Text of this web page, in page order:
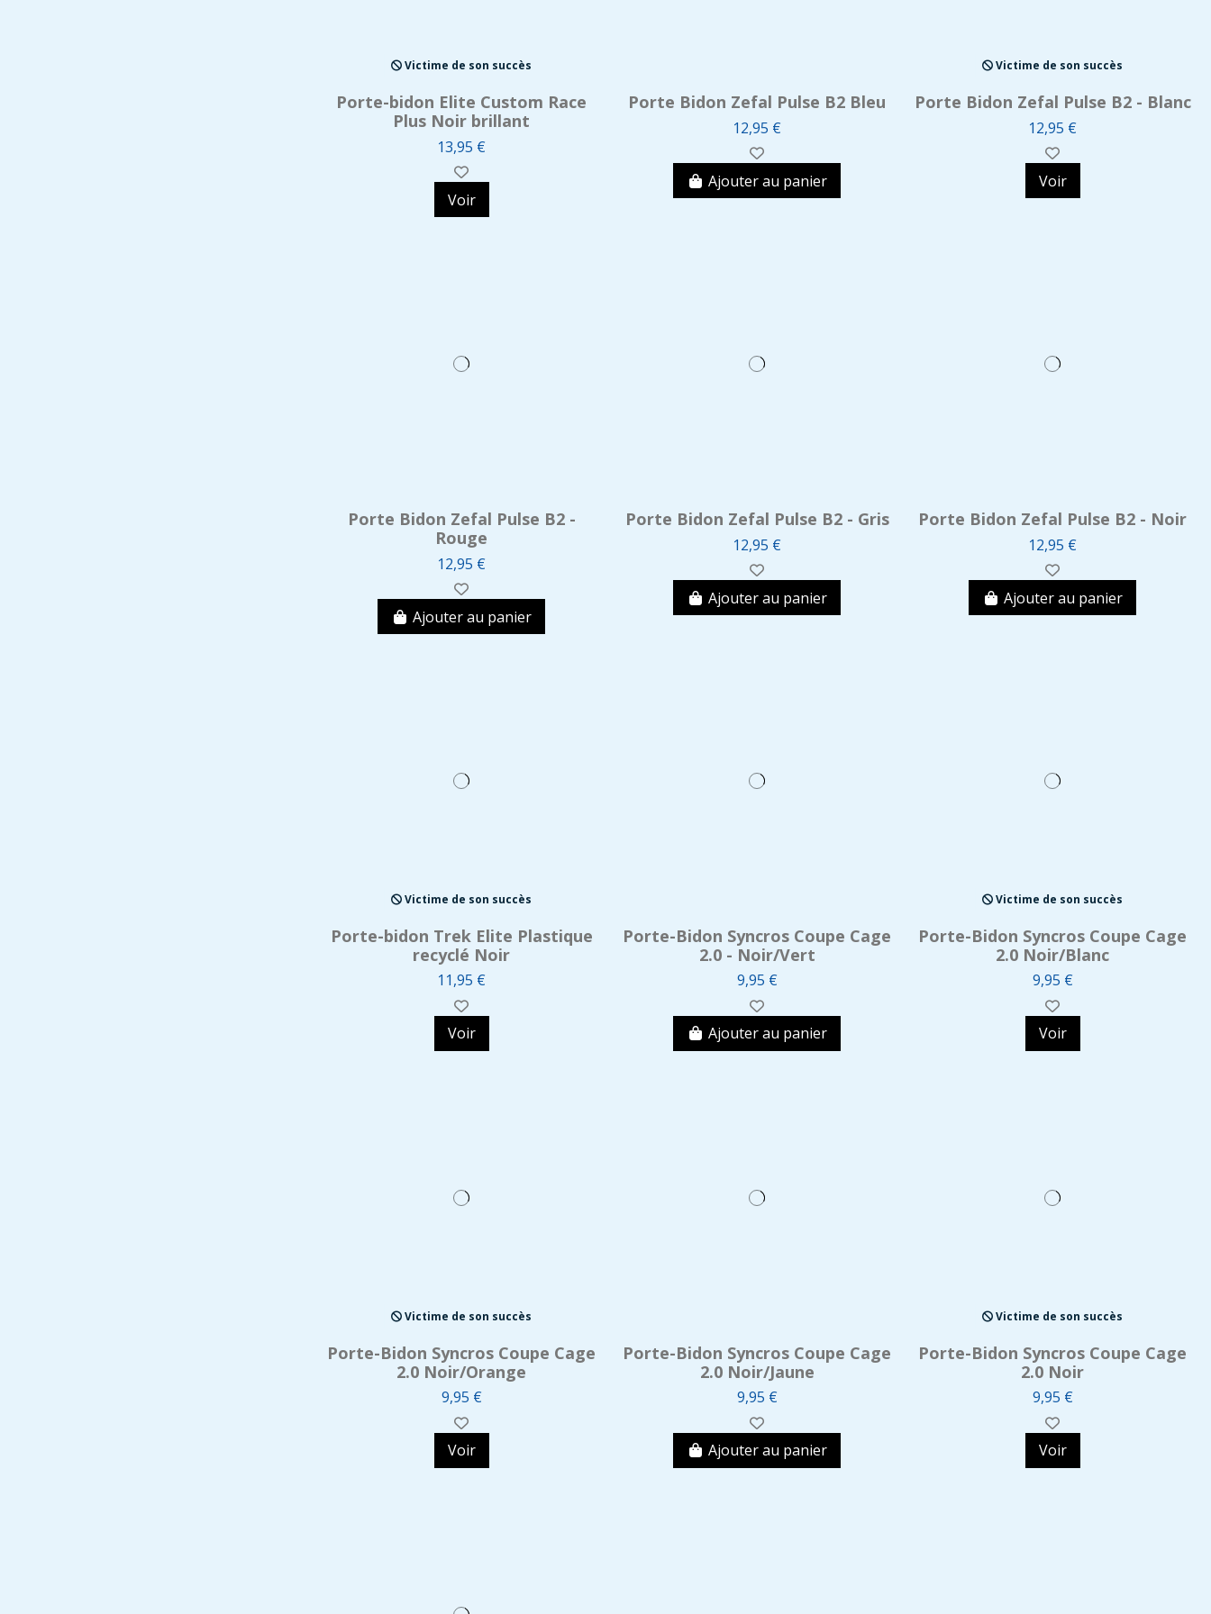
Victime de son succès
Porte-bidon Elite Custom Race
Plus Noir brillant
13,95 €
Voir
Porte Bidon Zefal Pulse B2 Bleu
12,95 €
Ajouter au panier
Victime de son succès
Porte Bidon Zefal Pulse B2 - Blanc
12,95 €
Voir
Porte Bidon Zefal Pulse B2 -
Rouge
12,95 €
Ajouter au panier
Porte Bidon Zefal Pulse B2 - Gris
12,95 €
Ajouter au panier
Porte Bidon Zefal Pulse B2 - Noir
12,95 €
Ajouter au panier
Victime de son succès
Porte-bidon Trek Elite Plastique
recyclé Noir
11,95 €
Voir
Porte-Bidon Syncros Coupe Cage
2.0 - Noir/Vert
9,95 €
Ajouter au panier
Victime de son succès
Porte-Bidon Syncros Coupe Cage
2.0 Noir/Blanc
9,95 €
Voir
Victime de son succès
Porte-Bidon Syncros Coupe Cage
2.0 Noir/Orange
9,95 €
Voir
Porte-Bidon Syncros Coupe Cage
2.0 Noir/Jaune
9,95 €
Ajouter au panier
Victime de son succès
Porte-Bidon Syncros Coupe Cage
2.0 Noir
9,95 €
Voir